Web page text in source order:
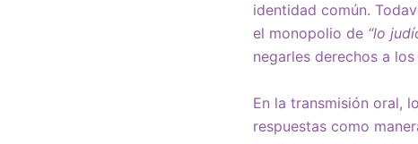
identidad común.
el monopolio de “lo
negarles derechos a
En la transmisión oral,
respuestas como